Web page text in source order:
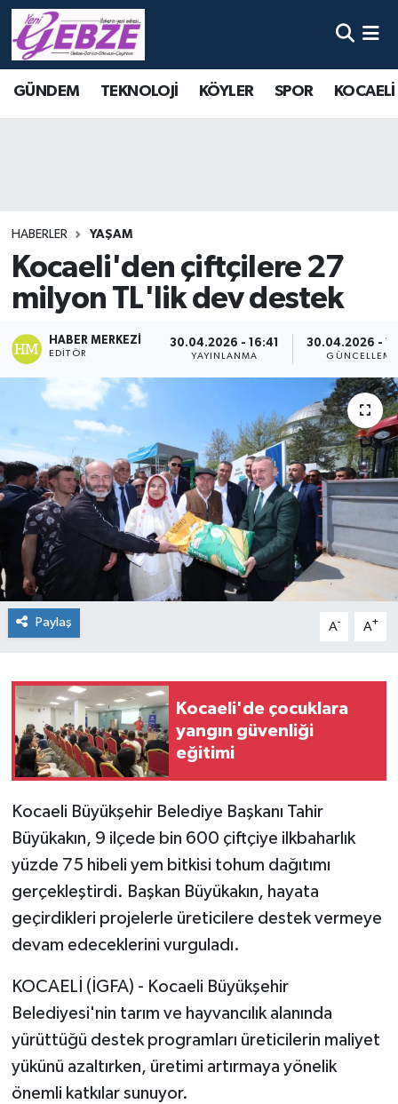
GÜNDEM TEKNOLOJİ KÖYLER SPOR
HABERLER YAŞAM
Kocaeli'den çiftçilere 27
milyon TL'lik dev destek
HABER MERKEZI
EDITÖR
30.04.2026 - 16:41
YAYINLANMA
30.04.2026 -
GÜNCELLEME
Paylaş A- A+
Kocaeli'de çocuklara
yangın güvenliği
eğitimi
Kocaeli Büyükşehir Belediye Başkanı Tahir
Büyükakın, 9 ilçede bin 600 çiftçiye ilkbaharlık
yüzde 75 hibeli yem bitkisi tohum dağıtımı
gerçekleştirdi. Başkan Büyükakın, hayata
geçirdikleri projelerle üreticilere destek vermeye
devam edeceklerini vurguladı.
KOCAELİ (İGFA) - Kocaeli Büyükşehir
Belediyesi'nin tarım ve hayvancılık alanında
yürüttüğü destek programları üreticilerin maliyet
yükünü azaltırken, üretimi artırmaya yönelik
önemli katkılar sunuyor.
Nöbetçi Eczaneler
Tüm Manşetler
Son Dakika Haberleri
Haber Arşivi